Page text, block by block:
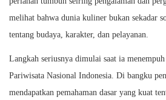
melihat bahwa dunia kuliner bukan sekadar
tentang budaya, karakter, dan pelayanan.
Langkah seriusnya dimulai saat ia
Pariwisata Nasional Indonesia. Di bangku
mendapatkan pemahaman dasar yang kuat